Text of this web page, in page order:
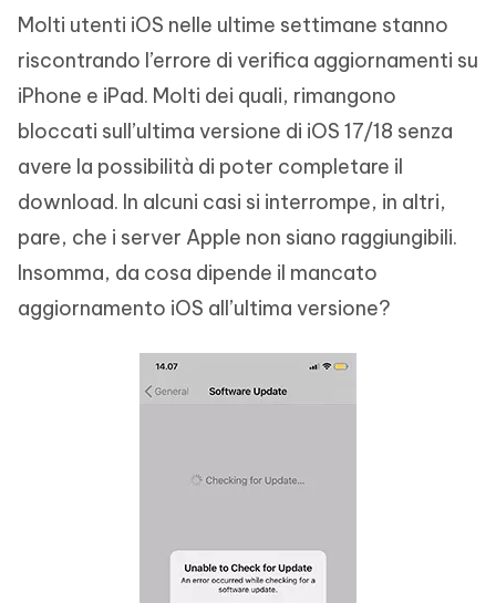
Molti utenti iOS nelle ultime settimane stanno
riscontrando l’errore di verifica aggiornamenti su
iPhone e iPad. Molti dei quali, rimangono
bloccati sull’ultima versione di iOS 17/18 senza
avere la possibilità di poter completare il
download. In alcuni casi si interrompe, in altri,
pare, che i server Apple non siano raggiungibili.
Insomma, da cosa dipende il mancato
aggiornamento iOS all’ultima versione?